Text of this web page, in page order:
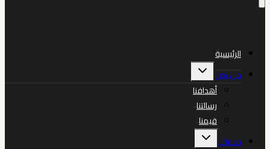
الرئيسية
من نحن
تبديل
أهدافنا
رسالتنا
قيمنا
خدماتنا
تبديل